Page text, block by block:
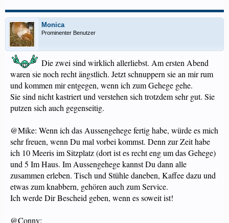
Monica
Prominenter Benutzer
Die zwei sind wirklich allerliebst. Am ersten Abend
waren sie noch recht ängstlich. Jetzt schnuppern sie an mir rum
und kommen mir entgegen, wenn ich zum Gehege gehe.
Sie sind nicht kastriert und verstehen sich trotzdem sehr gut. Sie
putzen sich auch gegenseitig.
@Mike: Wenn ich das Aussengehege fertig habe, würde es mich
sehr freuen, wenn Du mal vorbei kommst. Denn zur Zeit habe
ich 10 Meeris im Sitzplatz (dort ist es recht eng um das Gehege)
und 5 Im Haus. Im Aussengehege kannst Du dann alle
zusammen erleben. Tisch und Stühle daneben, Kaffee dazu und
etwas zum knabbern, gehören auch zum Service.
Ich werde Dir Bescheid geben, wenn es soweit ist!
@Conny: